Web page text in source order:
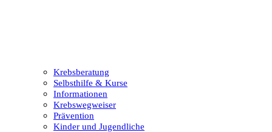
Krebsberatung
Selbsthilfe & Kurse
Informationen
Krebswegweiser
Prävention
Kinder und Jugendliche